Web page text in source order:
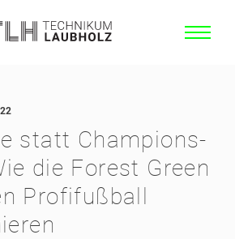
statt Champions-
die Forest Green
Profifußball